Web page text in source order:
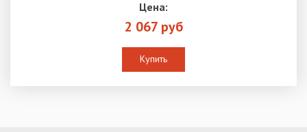
Цена:
2 067 руб
Купить